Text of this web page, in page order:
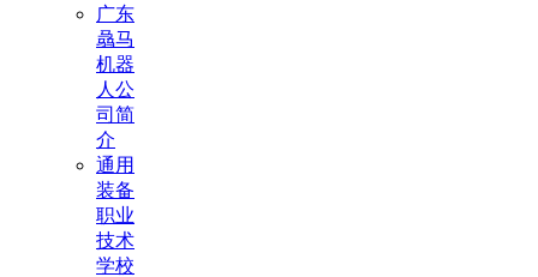
广东
骉马
机器
人公
司简
介
通用
装备
职业
技术
学校